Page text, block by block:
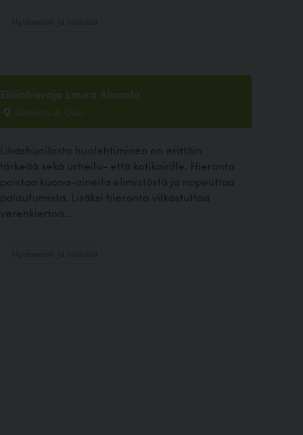
Eläinhieroja Laura Ahmala
Ketokatu 8, Oulu
Lihashuollosta huolehtiminen on erittäin
tärkeää sekä urheilu- että kotikoirille. Hieronta
poistaa kuona-aineita elimistöstä ja nopeuttaa
palautumista. Lisäksi hieronta vilkastuttaa
verenkiertoa...